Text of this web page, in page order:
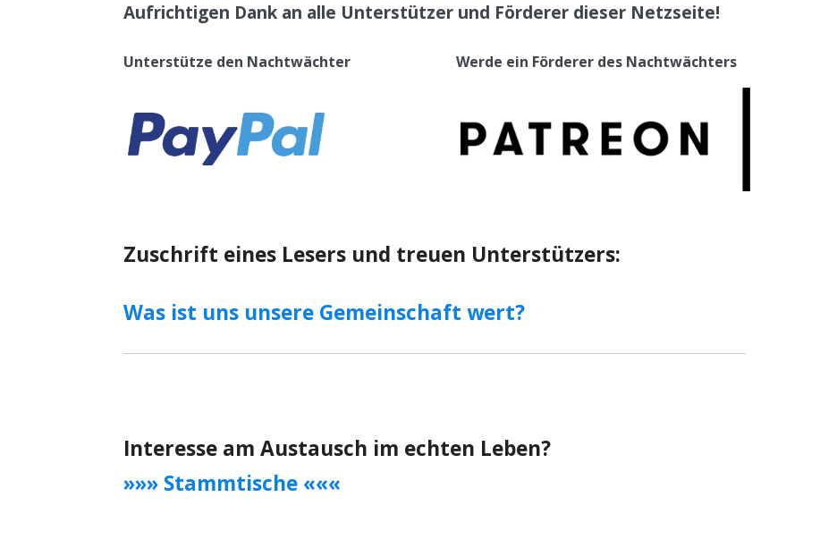
Aufrichtigen Dank an alle Unterstützer und Förderer dieser Netzseite!
Unterstütze den Nachtwächter Werde ein Förderer des Nachtwächters
Zuschrift eines Lesers und treuen Unterstützers:
Was ist uns unsere Gemeinschaft wert?
Interesse am Austausch im echten Leben?
»»» Stammtische «««